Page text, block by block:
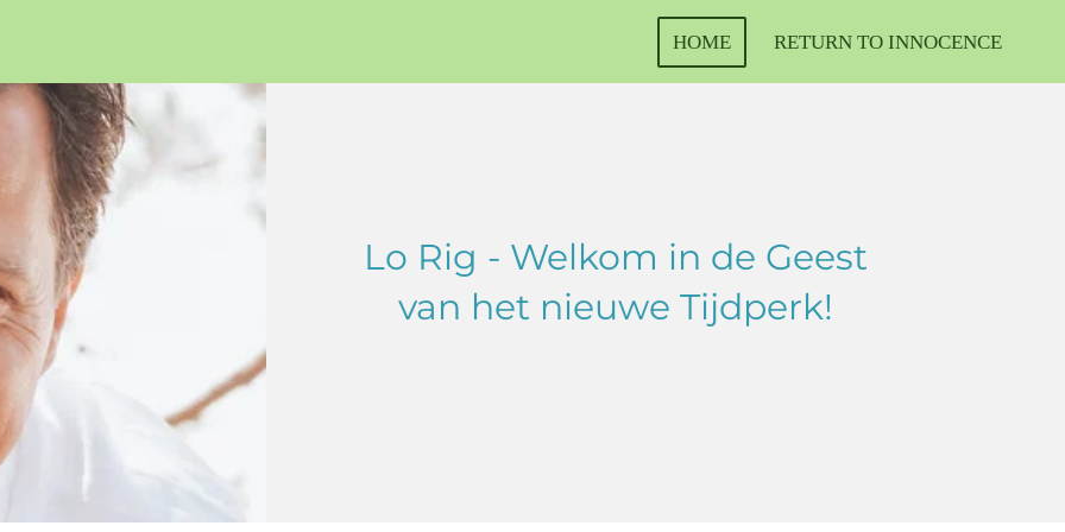
HOME RETURN TO INNOCENCE
Lo Rig - Welkom in de Geest
van het nieuwe Tijdperk!